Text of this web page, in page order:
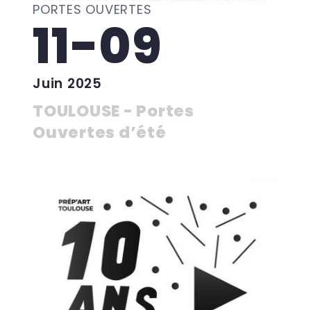
PORTES OUVERTES
11-09
Juin 2025
TOULOUSE - Portes
Ouvertes d’été